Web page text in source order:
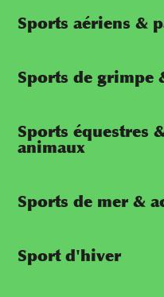
Sports aériens &
Sports de grimpe
Sports équestres
animaux
Sports de mer &
Sport d'hiver
nous
séjour ?